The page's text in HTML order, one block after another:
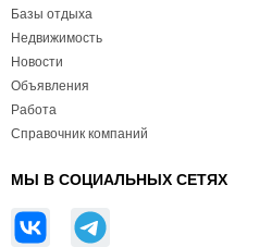
Базы отдыха
Недвижимость
Новости
Объявления
Работа
Справочник компаний
МЫ В СОЦИАЛЬНЫХ СЕТЯХ